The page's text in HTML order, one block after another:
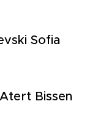
Sofia
Bissen